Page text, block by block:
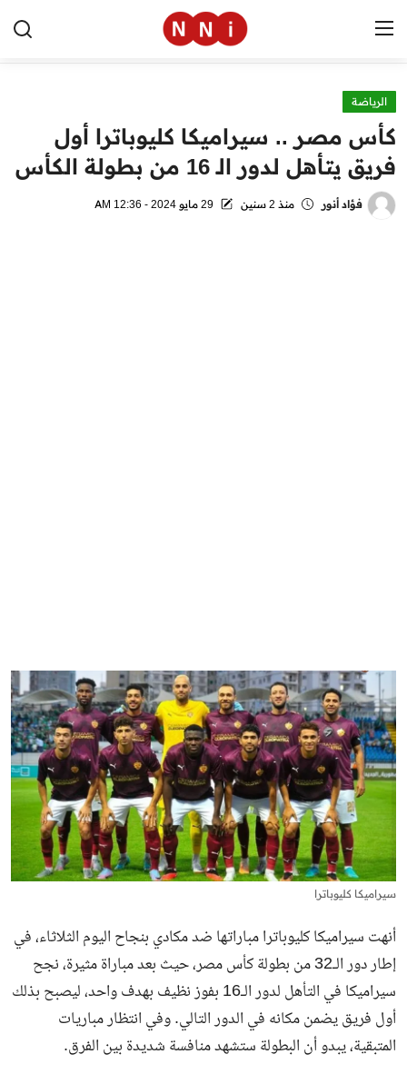
الرئيسية
اخبار مصر
العالم
الرياضة
كأس مصر .. سيراميكا كليوباترا أول
فريق يتأهل لدور الـ 16 من بطولة الكأس
فؤاد أنور منذ 2 سنين 29 مايو 2024 - 12:36 AM
سيراميكا كليوباترا
أنهت سيراميكا كليوباترا مباراتها ضد مكادي بنجاح اليوم الثلاثاء، في
إطار دور الـ32 من بطولة كأس مصر، حيث بعد مباراة مثيرة، نجح
سيراميكا في التأهل لدور الـ16 بفوز نظيف بهدف واحد، ليصبح بذلك
أول فريق يضمن مكانه في الدور التالي. وفي انتظار مباريات
المتبقية، يبدو أن البطولة ستشهد منافسة شديدة بين الفرق.